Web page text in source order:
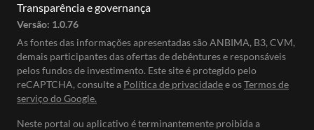
Transparência e governança
Versão: 1.0.76
As fontes das informações apresentadas são ANBIMA, B3, CVM,
demais participantes das ofertas de debêntures e responsáveis
pelos fundos de investimento. Este site é protegido pelo
reCAPTCHA, consulte a Política de privacidadee osTermos de
serviço do Google.
Neste portal ou aplicativo é terminantemente proibida a